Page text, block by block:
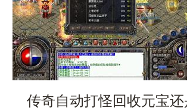
传奇自动打怪回收元宝还